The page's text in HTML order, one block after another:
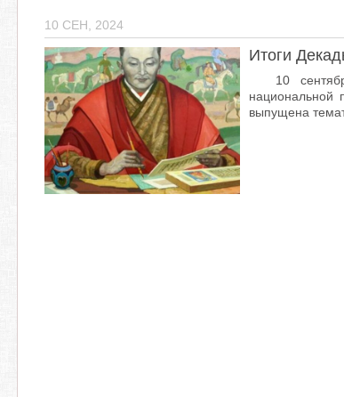
10 СЕН, 2024
Итоги
10
национальной
выпущена